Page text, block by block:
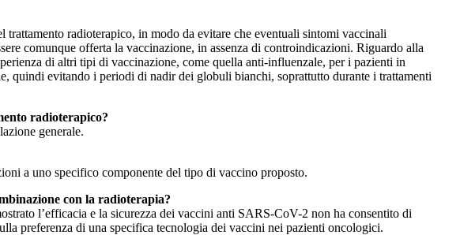
radioterapico, in modo da evitare che eventuali sintomi vaccinali
comunque offerta la vaccinazione, in assenza di controindicazioni. Riguardo alla
di altri tipi di vaccinazione, come quella anti-influenzale, per i pazienti in
quindi evitando i periodi di nadir dei globuli bianchi, soprattutto durante i trattamenti
radioterapico?
generale.
a uno specifico componente del tipo di vaccino proposto.
con la radioterapia?
l’efficacia e la sicurezza dei vaccini anti SARS-CoV-2 non ha consentito di
preferenza di una specifica tecnologia dei vaccini nei pazienti oncologici.